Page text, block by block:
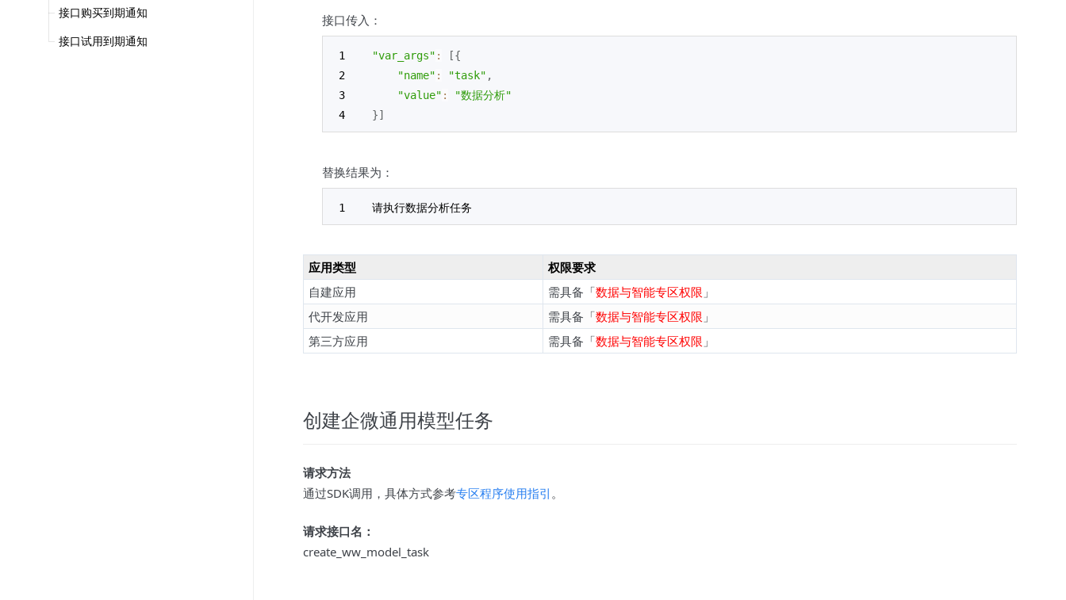
接口购买到期通知
接口试用到期通知
接口传入：
"var_args" : [{
"name" : "task" ,
"value" :
"数据分析"
}]
替换结果为：
请执行数据分析任务
应用类型
权限要求
自建应用
需具备「数据与智能专区权限 」
代开发应用
需具备「数据与智能专区权限 」
第三方应用
需具备「数据与智能专区权限 」
创建企微通用模型任务
请求方法
通过SDK调用，具体方式参考专区程序使用指引 。
请求接口名：
create_ww_model_task